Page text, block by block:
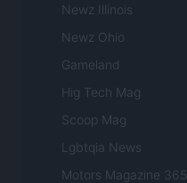
Newz Illinois
Newz Ohio
Gameland
Hig Tech Mag
Scoop Mag
Lgbtqia News
Motors Magazine 365